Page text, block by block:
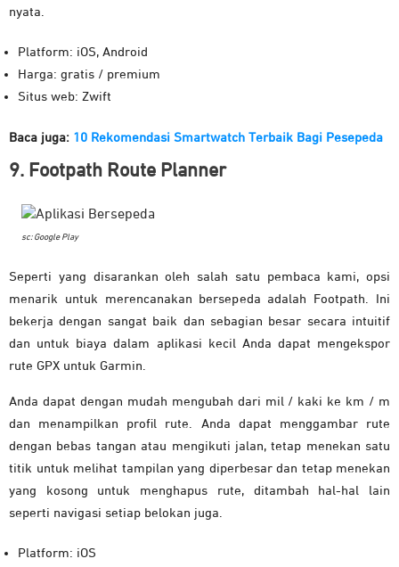
nyata.
Platform: iOS, Android
Harga: gratis / premium
Situs web: Zwift
Baca juga: 10 Rekomendasi Smartwatch Terbaik Bagi Pesepeda
9. Footpath Route Planner
sc: Google Play
Seperti yang disarankan oleh salah satu pembaca kami, opsi
menarik untuk merencanakan bersepeda adalah Footpath. Ini
bekerja dengan sangat baik dan sebagian besar secara intuitif
dan untuk biaya dalam aplikasi kecil Anda dapat mengekspor
rute GPX untuk Garmin.
Anda dapat dengan mudah mengubah dari mil / kaki ke km / m
dan menampilkan profil rute. Anda dapat menggambar rute
dengan bebas tangan atau mengikuti jalan, tetap menekan satu
titik untuk melihat tampilan yang diperbesar dan tetap menekan
yang kosong untuk menghapus rute, ditambah hal-hal lain
seperti navigasi setiap belokan juga.
Platform: iOS